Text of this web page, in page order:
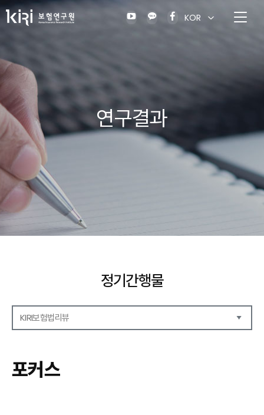
KOR
연구결과
정기간행물
KIRI보험법리뷰
보험금융연구
KIRI 리포트
포커스